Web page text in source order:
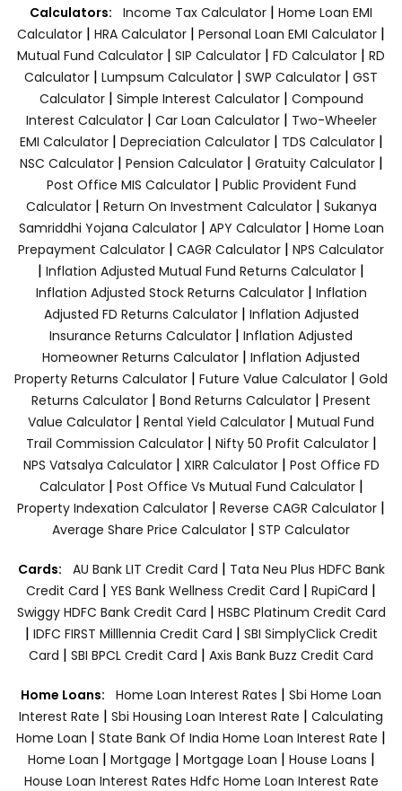
Calculators: Income Tax Calculator | Home Loan EMI
Calculator | HRA Calculator | Personal Loan EMI Calculator |
Mutual Fund Calculator | SIP Calculator | FD Calculator | RD
Calculator | Lumpsum Calculator | SWP Calculator | GST
Calculator| Simple Interest Calculator| Compound
Interest Calculator| Car Loan Calculator| Two-Wheeler
EMI Calculator| Depreciation Calculator| TDS Calculator|
NSC Calculator| Pension Calculator| Gratuity Calculator|
Post Office MIS Calculator| Public Provident Fund
Calculator| Return On Investment Calculator| Sukanya
Samriddhi Yojana Calculator| APY Calculator| Home Loan
Prepayment Calculator | CAGR Calculator | NPS Calculator
| Inflation Adjusted Mutual Fund Returns Calculator |
Inflation Adjusted Stock Returns Calculator| Inflation
Adjusted FD Returns Calculator| Inflation Adjusted
Insurance Returns Calculator | Inflation Adjusted
Homeowner Returns Calculator | Inflation Adjusted
Property Returns Calculator | Future Value Calculator | Gold
Returns Calculator | Bond Returns Calculator | Present
Value Calculator | Rental Yield Calculator | Mutual Fund
Trail Commission Calculator| Nifty 50 Profit Calculator|
NPS Vatsalya Calculator| XIRR Calculator| Post Office FD
Calculator| Post Office Vs Mutual Fund Calculator|
Property Indexation Calculator | Reverse CAGR Calculator |
Average Share Price Calculator | STP Calculator
Cards: AU Bank LIT Credit Card | Tata Neu Plus HDFC Bank
Credit Card | YES Bank Wellness Credit Card | RupiCard |
Swiggy HDFC Bank Credit Card | HSBC Platinum Credit Card
| IDFC FIRST Milllennia Credit Card | SBI SimplyClick Credit
Card | SBI BPCL Credit Card | Axis Bank Buzz Credit Card
Home Loans: Home Loan Interest Rates | Sbi Home Loan
Interest Rate | Sbi Housing Loan Interest Rate | Calculating
Home Loan | State Bank Of India Home Loan Interest Rate |
Home Loan | Mortgage | Mortgage Loan | House Loans |
House Loan Interest Rates Hdfc Home Loan Interest Rate